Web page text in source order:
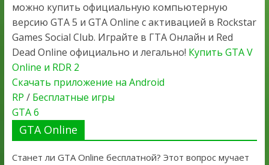
можно купить официальную компьютерную
версию GTA 5 и GTA Online с активацией в Rockstar
Games Social Club. Играйте в ГТА Онлайн и Red
Dead Online официально и легально! Купить GTA V
Online и RDR 2
Скачать приложение на Android
RP / Бесплатные игры
GTA 6
GTA Online
Станет ли GTA Online бесплатной? Этот вопрос мучает